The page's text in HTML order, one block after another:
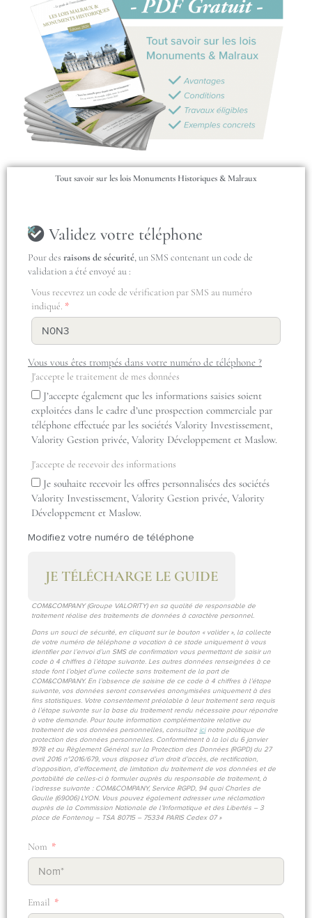
Tout savoir sur les lois Monuments Historiques & Malraux
Validez votre téléphone
Pour des raisons de sécurité, un SMS contenant un code de
validation a été envoyé au :
Vous recevrez un code de vérification par SMS au numéro
indiqué.
Vous vous êtes trompés dans votre numéro de téléphone ?
J'accepte le traitement de mes données
J’accepte également que les informations saisies soient
exploitées dans le cadre d’une prospection commerciale par
téléphone effectuée par les sociétés Valority Investissement,
Valority Gestion privée, Valority Développement et Maslow.
J'accepte de recevoir des informations
Je souhaite recevoir les offres personnalisées des sociétés
Valority Investissement, Valority Gestion privée, Valority
Développement et Maslow.
Modifiez votre numéro de téléphone
JE TÉLÉCHARGE LE GUIDE
COM&COMPANY (Groupe VALORITY) en sa qualité de responsable de
traitement réalise des traitements de données à caractère personnel.
Dans un souci de sécurité, en cliquant sur le bouton « valider », la collecte
de votre numéro de téléphone a vocation à ce stade uniquement à vous
identifier par l’envoi d’un SMS de confirmation vous permettant de saisir un
code à 4 chiffres à l’étape suivante. Les autres données renseignées à ce
stade font l’objet d’une collecte sans traitement de la part de
COM&COMPANY. En l’absence de saisine de ce code à 4 chiffres à l’étape
suivante, vos données seront conservées anonymisées uniquement à des
fins statistiques. Votre consentement préalable à leur traitement sera requis
à l’étape suivante sur la base du traitement rendu nécessaire pour répondre
à votre demande. Pour toute information complémentaire relative au
traitement de vos données personnelles, consultez icinotre politique de
protection des données personnelles. Conformément à la loi du 6 janvier
1978 et au Règlement Général sur la Protection des Données (RGPD) du 27
avril 2016 n°2016/679, vous disposez d’un droit d’accès, de rectification,
d’opposition, d’effacement, de limitation du traitement de vos données et de
portabilité de celles-ci à formuler auprès du responsable de traitement, à
l’adresse suivante : COM&COMPANY, Service RGPD, 94 quai Charles de
Gaulle (69006) LYON. Vous pouvez également adresser une réclamation
auprès de la Commission Nationale de l’Informatique et des Libertés – 3
place de Fontenoy – TSA 80715 – 75334 PARIS Cedex 07 »
Nom
Email